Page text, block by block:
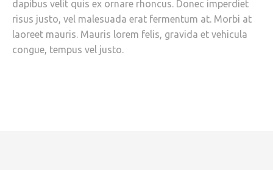
dapibus velit quis ex ornare rhoncus. Donec imperdiet
risus justo, vel malesuada erat fermentum at. Morbi at
laoreet mauris. Mauris lorem felis, gravida et vehicula
congue, tempus vel justo.